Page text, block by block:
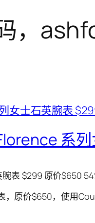
，
系
表 $299 原价$650
，原价$650，使用